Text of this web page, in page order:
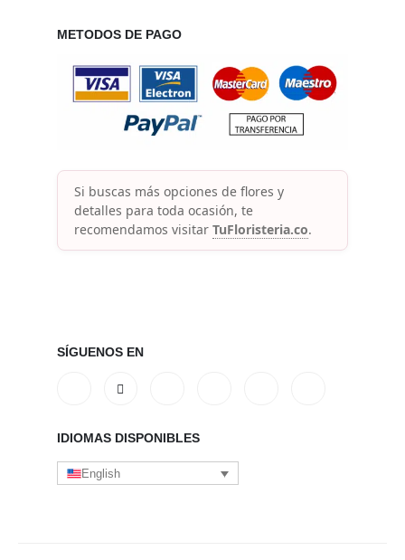
METODOS DE PAGO
Si buscas más opciones de flores y
detalles para toda ocasión, te
recomendamos visitar TuFloristeria.co.
SÍGUENOS EN
IDIOMAS DISPONIBLES
English